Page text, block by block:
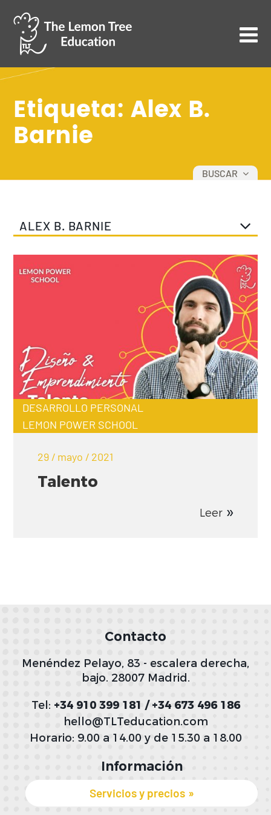
Etiqueta: Alex B.
Barnie
BUSCAR
ALEX B. BARNIE
DESARROLLO PERSONAL
DESARROLLO PERSONAL
LEMON POWER SCHOOL
29 / mayo / 2021
Talento
Leer
Contacto
Menéndez Pelayo, 83 - escalera derecha,
bajo. 28007 Madrid.
Tel: +34 910 399 181 / +34 673 496 186
hello@TLTeducation.com
Horario: 9.00 a 14.00 y de 15.30 a 18.00
Información
Servicios y precios